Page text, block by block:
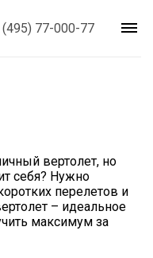
(495) 77-000-77
вертолет, но
себя? Нужно
перелетов и
– идеальное
максимум за